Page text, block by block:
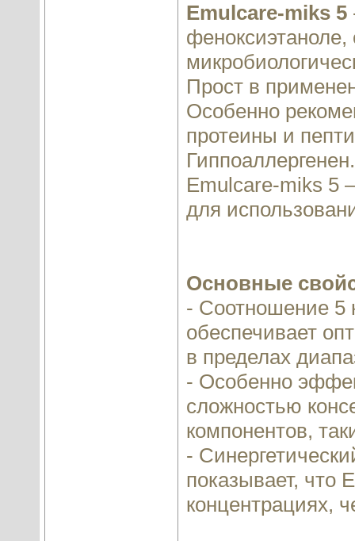
Emulcare-miks 5
Прост в
Особенно
протеины и
Гиппоаллергенен.
Emulcare-miks 5
для
Основные
- Соотношение 5
обеспечивает
в пределах
- Особенно
сложностью
компонентов,
-
показывает, что
концентрациях,